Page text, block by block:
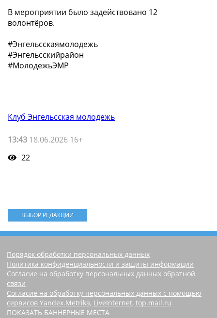
В мероприятии было задействовано 12
волонтёров.
#Энгельсскаямолодежь
#Энгельсскийрайон
#МолодежьЭМР
Клуб Энгельсская молодежь
13:43 18.06.2026 16+
22
ВЫБОР РЕДАКЦИИ
Порядок обработки персональных данных
Политика конфиденциальности и защиты информации
Согласие на обработку персональных данных обратной
связи
Согласие на обработку персональных данных с помощью
сервисов Yandex.Metrika, LiveInternet, top.mail.ru
ПОКАЗАТЬ БАННЕРНЫЕ МЕСТА